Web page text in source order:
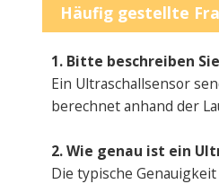
Häufig gestellte
1. Bitte beschreiben
Ein Ultraschallsensor
berechnet anhand der
2. Wie genau ist ein
Die typische